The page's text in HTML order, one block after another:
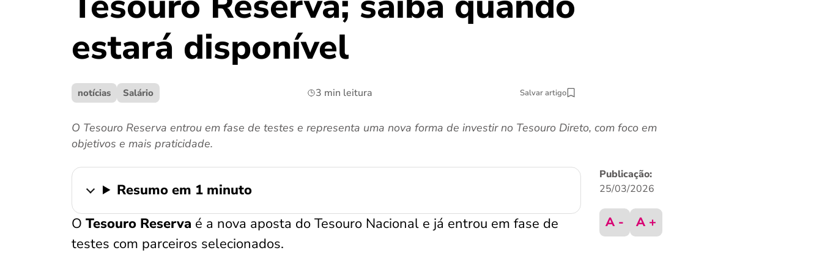
estará disponível
notícias Salário 3 min leitura Salvar artigo
O Tesouro Reserva entrou em fase de testes e representa uma nova forma de investir no Tesouro Direto, com foco em
objetivos e mais praticidade.
Resumo em 1 minuto
O Tesouro Reserva é a nova aposta do Tesouro Nacional e já entrou em fase de
testes com parceiros selecionados.
Publicação:
25/03/2026
A - A +